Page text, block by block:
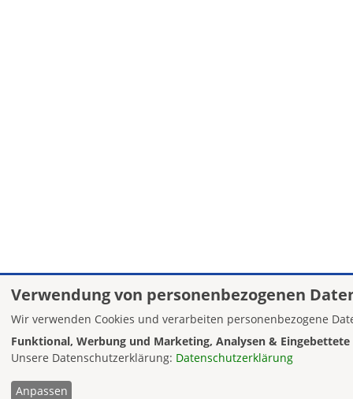
Verwendung von personenbezogenen
Wir verwenden Cookies und verarbeiten personenbezogene
Funktional, Werbung und Marketing, Analysen &
Unsere Datenschutzerklärung: Datenschutzerklärung
Anpassen